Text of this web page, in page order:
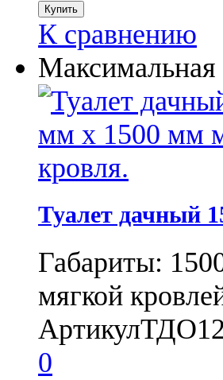
К сравнению
Максимальная
Туалет дачный
Габариты:
мягкой
Артикул
0